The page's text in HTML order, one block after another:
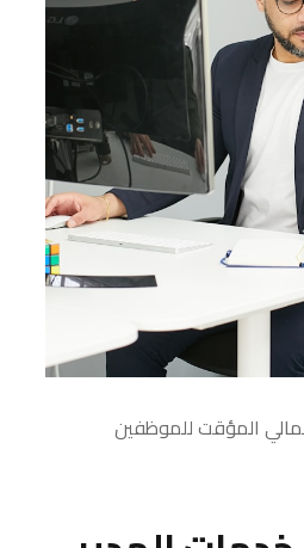
المؤقت للموظفين